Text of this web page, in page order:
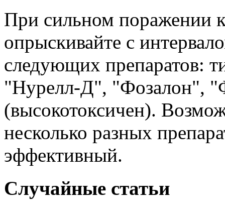
При сильном поражении
опрыскивайте с
следующих препаратов:
"Нурелл-Д", "Фозалон",
(высокотоксичен).
несколько разных
эффективный.
Случайные статьи